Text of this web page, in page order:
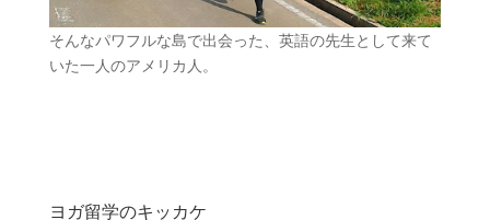
そんなパワフルな島で出会った、英語の先生として来て
いた一人のアメリカ人。
ヨガ留学のキッカケ